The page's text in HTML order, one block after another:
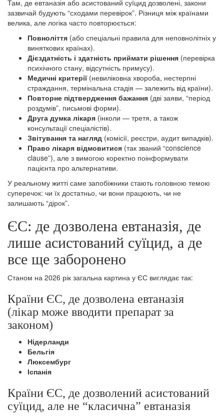
Там, де евтаназія або асистований суїцид дозволені, закони
зазвичай будують “сходами перевірок”. Різниця між країнами
велика, але логіка часто повторюється:
Повноліття (або спеціальні правила для неповнолітніх у
виняткових країнах).
Дієздатність і здатність приймати рішення (перевірка
психічного стану, відсутність примусу).
Медичні критерії(невиліковна хвороба, нестерпні
страждання, термінальна стадія — залежить від країни).
Повторне підтвердження бажання (дві заяви, “період
роздумів”, письмові форми).
Друга думка лікаря (інколи — третя, а також
консультації спеціалістів).
Звітування та нагляд (комісії, реєстри, аудит випадків).
Право лікаря відмовитися (так званий “conscience
clause”), але з вимогою коректно поінформувати
пацієнта про альтернативи.
У реальному житті саме запобіжники стають головною темою
суперечок: чи їх достатньо, чи вони працюють, чи не
залишають “дірок”.
ЄС: де дозволена евтаназія, де
лише асистований суїцид, а де
все ще заборонено
Станом на 2026 рік загальна картина у ЄС виглядає так:
Країни ЄС, де дозволена евтаназія
(лікар може вводити препарат за
законом)
Нідерланди
Бельгія
Люксембург
Іспанія
Країни ЄС, де дозволений асистований
суїцид, але не “класична” евтаназія